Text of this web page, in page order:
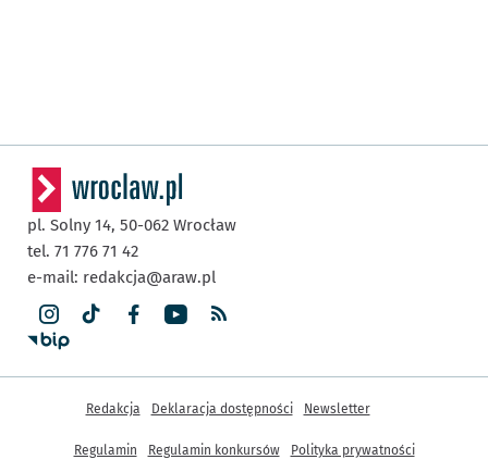
pl. Solny 14, 50-062 Wrocław
tel. 71 776 71 42
e-mail: redakcja@araw.pl
Inne informacje
Redakcja Deklaracja dostępności Newsletter
Regulamin Regulamin konkursów Polityka prywatności